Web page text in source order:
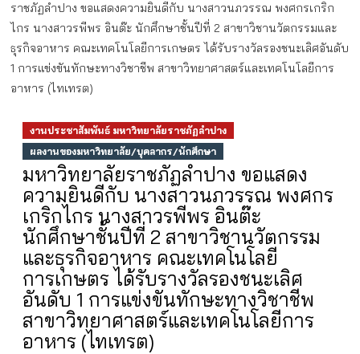
ราชภัฏลำปาง ขอแสดงความยินดีกับ นางสาวนภวรรณ พงศกรเกริก
ไกร นางสาวรพีพร อินต๊ะ นักศึกษาชั้นปีที่ 2 สาขาวิชานวัตกรรมและ
ธุรกิจอาหาร คณะเทคโนโลยีการเกษตร ได้รับรางวัลรองชนะเลิศอันดับ
1 การแข่งขันทักษะทางวิชาชีพ สาขาวิทยาศาสตร์และเทคโนโลยีการ
อาหาร (ไทเทรต)
งานประชาสัมพันธ์ มหาวิทยาลัยราชภัฏลำปาง
ผลงานของมหาวิทยาลัย/บุคลากร/นักศึกษา
มหาวิทยาลัยราชภัฏลำปาง ขอแสดง
ความยินดีกับ นางสาวนภวรรณ พงศกร
เกริกไกร นางสาวรพีพร อินต๊ะ
นักศึกษาชั้นปีที่ 2 สาขาวิชานวัตกรรม
และธุรกิจอาหาร คณะเทคโนโลยี
การเกษตร ได้รับรางวัลรองชนะเลิศ
อันดับ 1 การแข่งขันทักษะทางวิชาชีพ
สาขาวิทยาศาสตร์และเทคโนโลยีการ
อาหาร (ไทเทรต)